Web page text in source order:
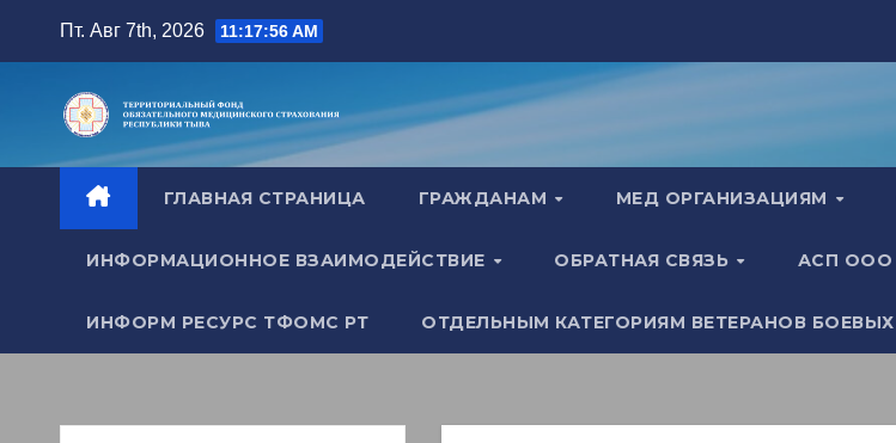
содержимому
Пт. Авг 7th, 2026 11:17:58 AM
ГЛАВНАЯ СТРАНИЦА ГРАЖДАНАМ МЕД ОРГАНИЗАЦИЯМ
ИНФОРМАЦИОННОЕ ВЗАИМОДЕЙСТВИЕ ОБРАТНАЯ СВЯЗЬ АСП ООО
ИНФОРМ РЕСУРС ТФОМС РТ ОТДЕЛЬНЫМ КАТЕГОРИЯМ ВЕТЕРАНОВ